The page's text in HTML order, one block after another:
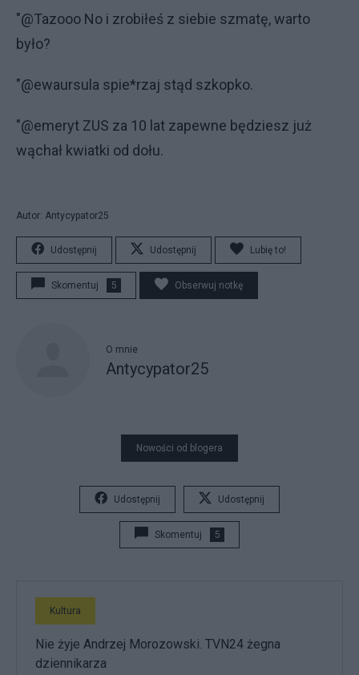
"@Tazooo No i zrobiłeś z siebie szmatę, warto
było?
"@ewaursula spie*rzaj stąd szkopko.
"@emeryt ZUS za 10 lat zapewne będziesz już
wąchał kwiatki od dołu.
Autor: Antycypator25
Udostępnij Udostępnij Lubię to!
Skomentuj 5 Obserwuj notkę
O mnie
Antycypator25
Nowości od blogera
Udostępnij Udostępnij
Skomentuj 5
Kultura
Nie żyje Andrzej Morozowski. TVN24 żegna
dziennikarza